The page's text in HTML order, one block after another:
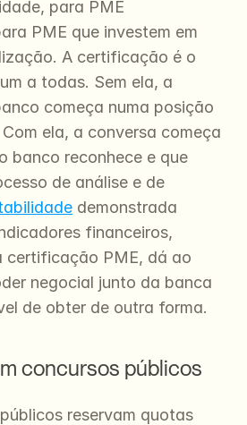
para PME
PME que investem em
A certificação é o
a todas. Sem ela, a
começa numa posição
ela, a conversa começa
banco reconhece e que
de análise e de
demonstrada
financeiros,
certificação PME, dá ao
negocial junto da banca
de obter de outra forma.
concursos públicos
reservam quotas